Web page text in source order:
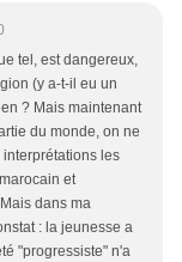
tel, est dangereux,
(y a-t-il eu un
? Mais maintenant
du monde, on ne
les
et
dans ma
: la jeunesse a
"progressiste" n'a